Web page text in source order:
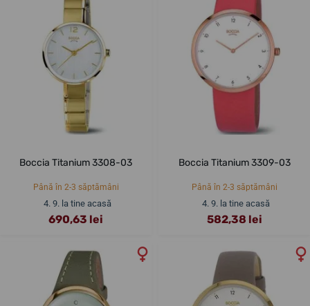
Boccia Titanium 3308-03
Până în 2-3 săptămâni
4. 9. la tine acasă
690,63 lei
Boccia Titanium 3309-03
Până în 2-3 săptămâni
4. 9. la tine acasă
582,38 lei